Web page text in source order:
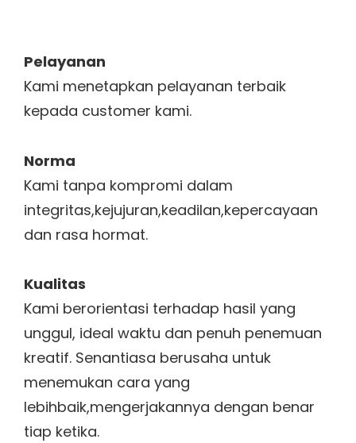
Pelayanan
Kami menetapkan pelayanan terbaik
kepada customer kami.
Norma
Kami tanpa kompromi dalam
integritas,kejujuran,keadilan,kepercayaan
dan rasa hormat.
Kualitas
Kami berorientasi terhadap hasil yang
unggul, ideal waktu dan penuh penemuan
kreatif. Senantiasa berusaha untuk
menemukan cara yang
lebihbaik,mengerjakannya dengan benar
tiap ketika.